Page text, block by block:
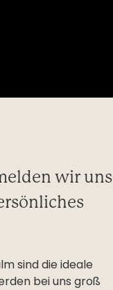
wir uns
sind die ideale
bei uns groß